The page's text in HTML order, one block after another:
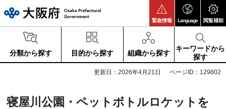
緊急情報 Language 閲覧補助
分類から探す 目的から探す 組織から探す
キーワードから
探す
更新日：2026年4月21日 ページID：129802
寝屋川公園・ペットボトルロケットを